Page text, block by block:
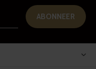
ABONNEER